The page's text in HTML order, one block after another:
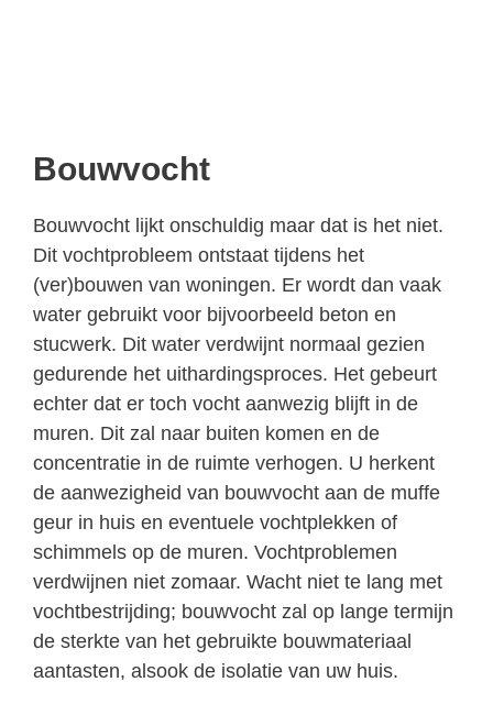
Bouwvocht
Bouwvocht lijkt onschuldig maar dat is het niet.
Dit vochtprobleem ontstaat tijdens het
(ver)bouwen van woningen. Er wordt dan vaak
water gebruikt voor bijvoorbeeld beton en
stucwerk. Dit water verdwijnt normaal gezien
gedurende het uithardingsproces. Het gebeurt
echter dat er toch vocht aanwezig blijft in de
muren. Dit zal naar buiten komen en de
concentratie in de ruimte verhogen. U herkent
de aanwezigheid van bouwvocht aan de muffe
geur in huis en eventuele vochtplekken of
schimmels op de muren. Vochtproblemen
verdwijnen niet zomaar. Wacht niet te lang met
vochtbestrijding; bouwvocht zal op lange termijn
de sterkte van het gebruikte bouwmateriaal
aantasten, alsook de isolatie van uw huis.